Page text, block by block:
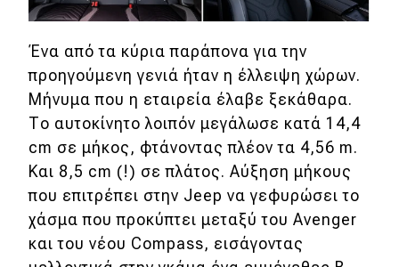
Ένα από τα κύρια παράπονα για την
προηγούμενη γενιά ήταν η έλλειψη χώρων.
Μήνυμα που η εταιρεία έλαβε ξεκάθαρα.
Το αυτοκίνητο λοιπόν μεγάλωσε κατά 14,4
cm σε μήκος, φτάνοντας πλέον τα 4,56 m.
Και 8,5 cm (!) σε πλάτος. Αύξηση μήκους
που επιτρέπει στην Jeep να γεφυρώσει το
χάσμα που προκύπτει μεταξύ του Avenger
και του νέου Compass, εισάγοντας